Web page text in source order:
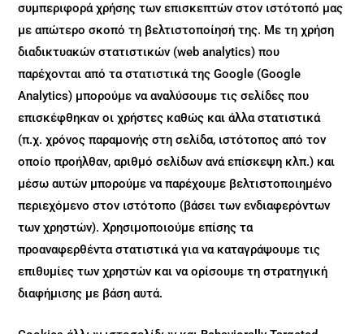
συμπεριφορά χρήσης των επισκεπτών στον ιστότοπό μας
με απώτερο σκοπό τη βελτιστοποίησή της. Με τη χρήση
διαδικτυακών στατιστικών (web analytics) που
παρέχονται από τα στατιστικά της Google (Google
Analytics) μπορούμε να αναλύσουμε τις σελίδες που
επισκέφθηκαν οι χρήστες καθώς και άλλα στατιστικά
(π.χ. χρόνος παραμονής στη σελίδα, ιστότοπος από τον
οποίο προήλθαν, αριθμό σελίδων ανά επίσκεψη κλπ.) και
μέσω αυτών μπορούμε να παρέχουμε βελτιστοποιημένο
περιεχόμενο στον ιστότοπο (βάσει των ενδιαφερόντων
των χρηστών). Χρησιμοποιούμε επίσης τα
προαναφερθέντα στατιστικά για να καταγράψουμε τις
επιθυμίες των χρηστών και να ορίσουμε τη στρατηγική
διαφήμισης με βάση αυτά.